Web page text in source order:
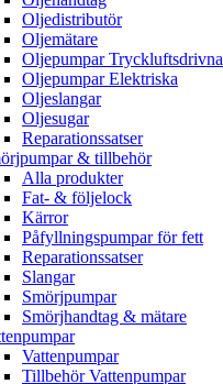
Oljedistributör
Oljemätare
Oljepumpar Tryckluftsdrivna
Oljepumpar Elektriska
Oljeslangar
Oljesugar
Reparationssatser
& tillbehör
Alla produkter
Fat- & följelock
Kärror
Påfyllningspumpar för fett
Reparationssatser
Slangar
Smörjpumpar
Smörjhandtag & mätare
Vattenpumpar
Tillbehör Vattenpumpar